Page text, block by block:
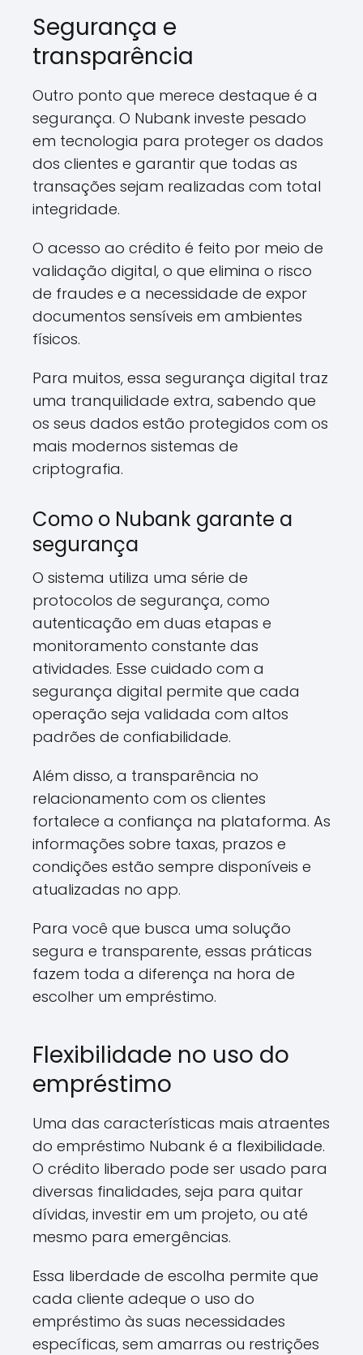
Segurança e
transparência
Outro ponto que merece destaque é a
segurança. O Nubank investe pesado
em tecnologia para proteger os dados
dos clientes e garantir que todas as
transações sejam realizadas com total
integridade.
O acesso ao crédito é feito por meio de
validação digital, o que elimina o risco
de fraudes e a necessidade de expor
documentos sensíveis em ambientes
físicos.
Para muitos, essa segurança digital traz
uma tranquilidade extra, sabendo que
os seus dados estão protegidos com os
mais modernos sistemas de
criptografia.
Como o Nubank garante a
segurança
O sistema utiliza uma série de
protocolos de segurança, como
autenticação em duas etapas e
monitoramento constante das
atividades. Esse cuidado com a
segurança digital permite que cada
operação seja validada com altos
padrões de confiabilidade.
Além disso, a transparência no
relacionamento com os clientes
fortalece a confiança na plataforma. As
informações sobre taxas, prazos e
condições estão sempre disponíveis e
atualizadas no app.
Para você que busca uma solução
segura e transparente, essas práticas
fazem toda a diferença na hora de
escolher um empréstimo.
Flexibilidade no uso do
empréstimo
Uma das características mais atraentes
do empréstimo Nubank é a flexibilidade.
O crédito liberado pode ser usado para
diversas finalidades, seja para quitar
dívidas, investir em um projeto, ou até
mesmo para emergências.
Essa liberdade de escolha permite que
cada cliente adeque o uso do
empréstimo às suas necessidades
específicas, sem amarras ou restrições